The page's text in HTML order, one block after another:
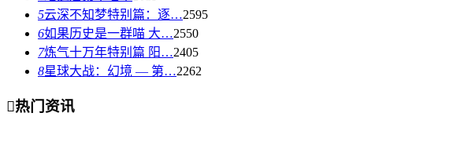
5云深不知梦特别篇：逐…2595
6如果历史是一群喵 大…2550
7炼气十万年特别篇 阳…2405
8星球大战：幻境 — 第…2262
热门资讯